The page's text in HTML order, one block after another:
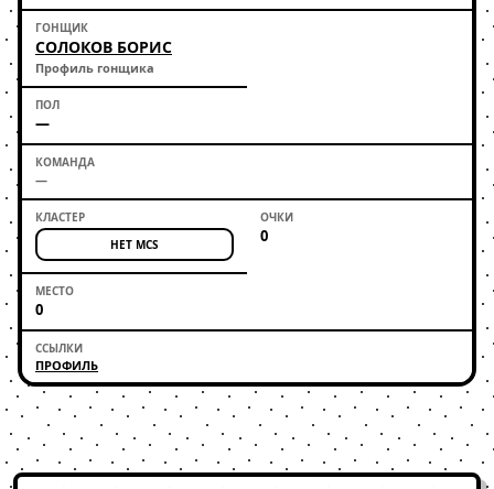
СОЛОКОВ БОРИС
Профиль гонщика
—
—
НЕТ MCS 0
0
ПРОФИЛЬ